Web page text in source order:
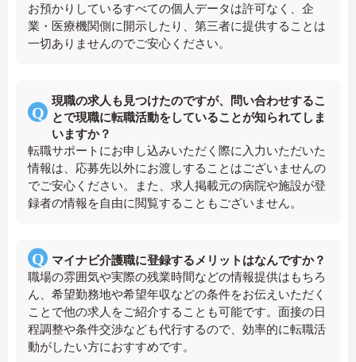
お預かりしているすべての個人データは許可なく、企
業・医療機関側に開示したり、第三者に提供することは
一切ありませんのでご安心ください。
現職の求人も見つけたのですが、問い合わせするこ
とで現職に転職活動をしていることが知られてしま
いますか？
転職サポートにお申し込みいただく際に入力いただいた
情報は、応募先以外にお渡しすることはございませんの
でご安心ください。また、求人掲載元の病院や施設が登
録者の情報を自由に閲覧することもございません。
マイナビ介護職に登録するメリットはなんですか？
職場の雰囲気や実際の残業時間などの情報提供はもちろ
ん、希望勤務地や希望年収などの条件をお伝えいただく
ことで他の求人をご紹介することも可能です。面接の日
程調整や条件交渉なども代行するので、効率的に転職活
動がしたい方におすすめです。